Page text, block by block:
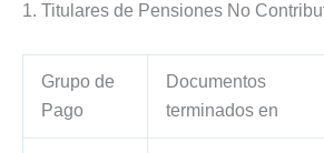
1. Titulares de Pensiones No
Grupo de
Pago
Documentos
terminados en